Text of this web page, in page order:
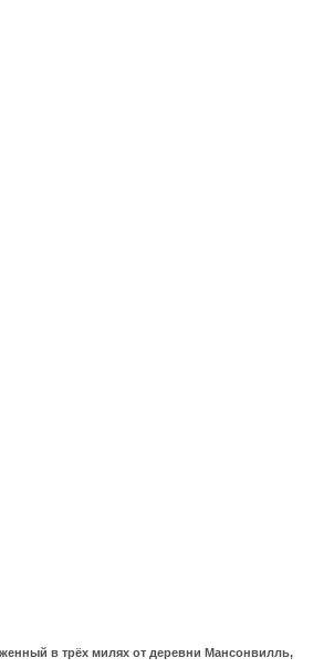
в трёх милях от деревни Мансонвилль,